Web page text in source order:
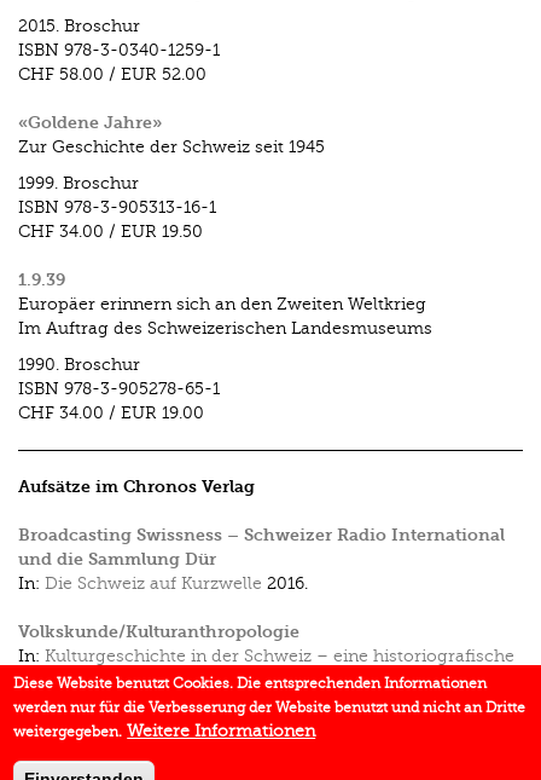
2015. Broschur
ISBN 978-3-0340-1259-1
CHF 58.00 / EUR 52.00
«Goldene Jahre»
Zur Geschichte der Schweiz seit 1945
1999. Broschur
ISBN 978-3-905313-16-1
CHF 34.00 / EUR 19.50
1.9.39
Europäer erinnern sich an den Zweiten Weltkrieg
Im Auftrag des Schweizerischen Landesmuseums
1990. Broschur
ISBN 978-3-905278-65-1
CHF 34.00 / EUR 19.00
Aufsätze im Chronos Verlag
Broadcasting Swissness – Schweizer Radio International
und die Sammlung Dür
In: Die Schweiz auf Kurzwelle 2016.
Volkskunde/Kulturanthropologie
In: Kulturgeschichte in der Schweiz – eine historiografische
Skizze 2012.
Debatte / Debat: Das «Hilfswerk für die Kinder der
Diese Website benutzt Cookies. Die entsprechenden Informationen
werden nur für die Verbesserung der Website benutzt und nicht an Dritte
weitergegeben. Weitere Informationen